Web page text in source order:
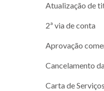
Atualização de
2ª via de conta
Aprovação
Cancelamento
Carta de Serviços